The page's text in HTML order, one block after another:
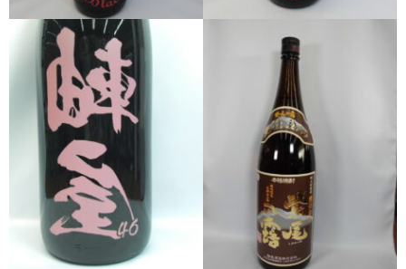
万膳酒造
櫻井酒造
軸屋酒造
吉永酒造場
田村合名
薩摩酒造
知覧醸造